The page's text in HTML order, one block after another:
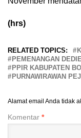
(hrs)
RELATED TOPICS:
PEMENANGAN
PPIR KABUPATEN
PURNAWIRAWAN
Alamat email Anda tidak
Komentar *